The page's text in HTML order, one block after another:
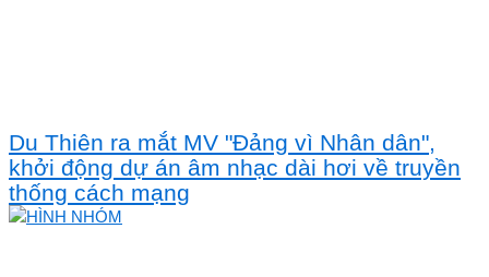
Du Thiên ra mắt MV "Đảng vì Nhân dân",
khởi động dự án âm nhạc dài hơi về truyền
thống cách mạng